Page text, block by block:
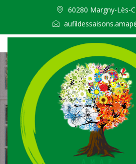
60280 Margny-Lès-
Actus
Accueil /